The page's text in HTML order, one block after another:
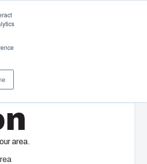
– von
über
Logistik
area.